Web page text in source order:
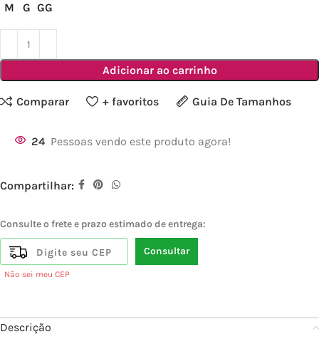
M
G GG
Adicionar ao carrinho
Comparar + favoritos Guia De Tamanhos
24 Pessoas vendo este produto agora!
Compartilhar:
Consulte o frete e prazo estimado de entrega:
Consultar
Não sei meu CEP
Descrição